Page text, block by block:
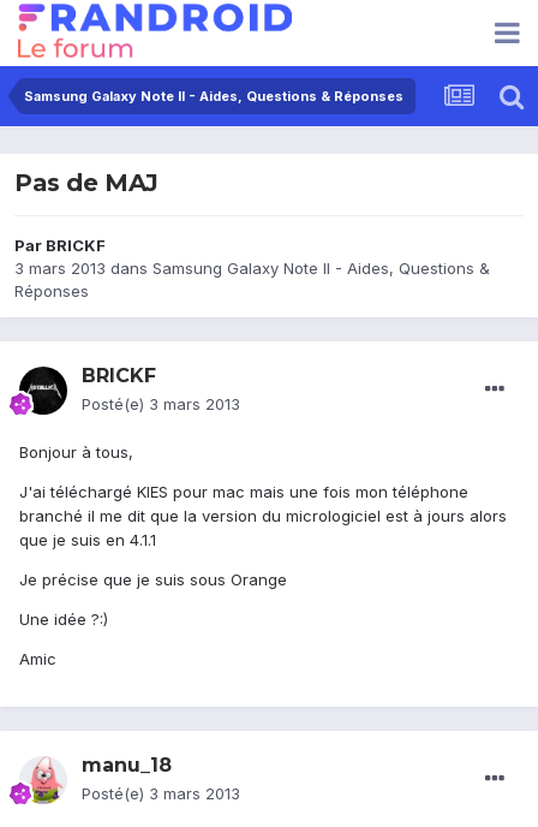
Samsung Galaxy Note II - Aides, Questions & Réponses
Pas de MAJ
Par BRICKF
3 mars 2013 dans Samsung Galaxy Note II - Aides, Questions &
Réponses
BRICKF
Posté(e) 3 mars 2013
Bonjour à tous,
J'ai téléchargé KIES pour mac mais une fois mon téléphone
branché il me dit que la version du micrologiciel est à jours alors
que je suis en 4.1.1
Je précise que je suis sous Orange
Une idée ?:)
Amic
manu_18
Posté(e) 3 mars 2013